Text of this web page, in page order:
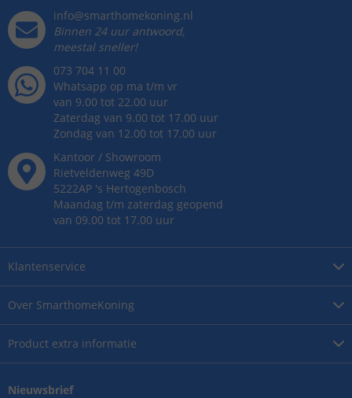
Over SmarthomeKoning
Product extra informatie
Klantenservice
info@smarthomekoning.nl
Binnen 24 uur antwoord,
meestal sneller!
073 704 11 00
Whatsapp op ma t/m vr
van 9.00 tot 22.00 uur
Zaterdag van 9.00 tot 17.00 uur
Zondag van 12.00 tot 17.00 uur
Kantoor / Showroom
Rietveldenweg 49D
5222AP 's Hertogenbosch
Maandag t/m zaterdag geopend
van 09.00 tot 17.00 uur
Nieuwsbrief